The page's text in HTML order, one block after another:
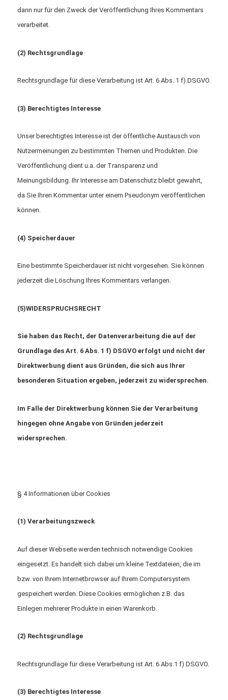
dann nur für den Zweck der Veröffentlichung Ihres Kommentars
verarbeitet.
(2) Rechtsgrundlage
Rechtsgrundlage für diese Verarbeitung ist Art. 6 Abs. 1 f) DSGVO.
(3) Berechtigtes Interesse
Unser berechtigtes Interesse ist der öffentliche Austausch von
Nutzermeinungen zu bestimmten Themen und Produkten. Die
Veröffentlichung dient u.a. der Transparenz und
Meinungsbildung. Ihr Interesse am Datenschutz bleibt gewahrt,
da Sie Ihren Kommentar unter einem Pseudonym veröffentlichen
können.
(4) Speicherdauer
Eine bestimmte Speicherdauer ist nicht vorgesehen. Sie können
jederzeit die Löschung Ihres Kommentars verlangen.
(5)WIDERSPRUCHSRECHT
Sie haben das Recht, der Datenverarbeitung die auf der
Grundlage des Art. 6 Abs. 1 f) DSGVO erfolgt und nicht der
Direktwerbung dient aus Gründen, die sich aus Ihrer
besonderen Situation ergeben, jederzeit zu widersprechen.
Im Falle der Direktwerbung können Sie der Verarbeitung
hingegen ohne Angabe von Gründen jederzeit
widersprechen.
§ 4 Informationen über Cookies
(1) Verarbeitungszweck
Auf dieser Webseite werden technisch notwendige Cookies
eingesetzt. Es handelt sich dabei um kleine Textdateien, die im
bzw. von Ihrem Internetbrowser auf Ihrem Computersystem
gespeichert werden. Diese Cookies ermöglichen z.B. das
Einlegen mehrerer Produkte in einen Warenkorb.
(2) Rechtsgrundlage
Rechtsgrundlage für diese Verarbeitung ist Art. 6 Abs.1 f) DSGVO.
(3) Berechtigtes Interesse